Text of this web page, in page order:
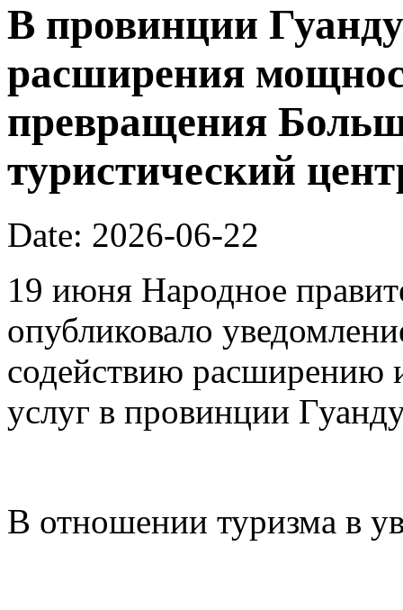
В провинции
расширения
превращения
туристический
Date: 2026-06-22
19 июня Народное
опубликовало
содействию расширению
услуг в провинции
В отношении туризма в